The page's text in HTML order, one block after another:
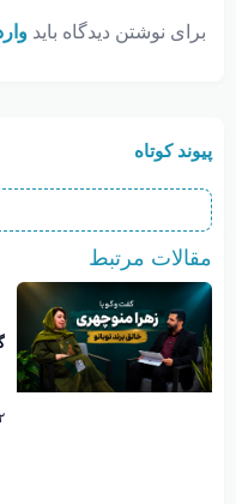
برای نوشتن دیدگاه باید
پیوند کوتاه
مقالات مرتبط